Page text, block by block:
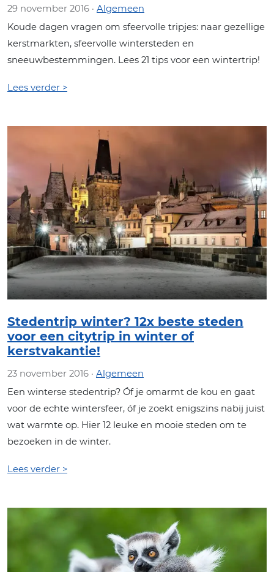
29 november 2016 · Algemeen
Koude dagen vragen om sfeervolle tripjes: naar gezellige
kerstmarkten, sfeervolle wintersteden en
sneeuwbestemmingen. Lees 21 tips voor een wintertrip!
Lees verder >
Stedentrip winter? 12x beste steden
voor een citytrip in winter of
kerstvakantie!
23 november 2016 · Algemeen
Een winterse stedentrip? Óf je omarmt de kou en gaat
voor de echte wintersfeer, óf je zoekt enigszins nabij juist
wat warmte op. Hier 12 leuke en mooie steden om te
bezoeken in de winter.
Lees verder >